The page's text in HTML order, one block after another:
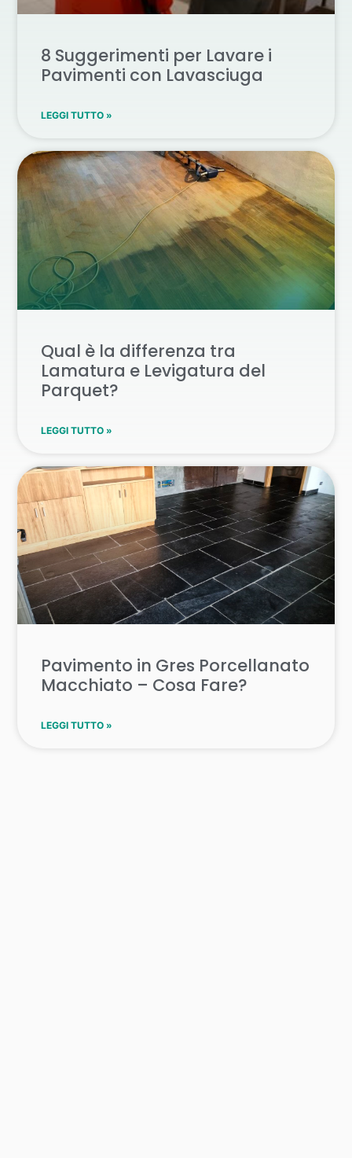
8 Suggerimenti per Lavare i
Pavimenti con Lavasciuga
LEGGI TUTTO »
Qual è la differenza tra
Lamatura e Levigatura del
Parquet?
LEGGI TUTTO »
Pavimento in Gres Porcellanato
Macchiato – Cosa Fare?
LEGGI TUTTO »